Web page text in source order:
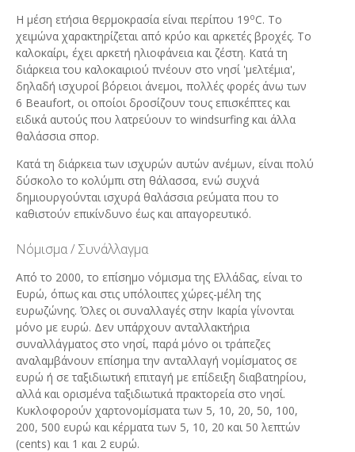
Η μέση ετήσια θερμοκρασία είναι περίπου 19οC. Το
χειμώνα χαρακτηρίζεται από κρύο και αρκετές βροχές. Το
καλοκαίρι, έχει αρκετή ηλιοφάνεια και ζέστη. Κατά τη
διάρκεια του καλοκαιριού πνέουν στο νησί 'μελτέμια',
δηλαδή ισχυροί βόρειοι άνεμοι, πολλές φορές άνω των
6 Βeaufort, οι οποίοι δροσίζουν τους επισκέπτες και
ειδικά αυτούς που λατρεύουν το windsurfing και άλλα
θαλάσσια σπορ.
Κατά τη διάρκεια των ισχυρών αυτών ανέμων, είναι πολύ
δύσκολο το κολύμπι στη θάλασσα, ενώ συχνά
δημιουργούνται ισχυρά θαλάσσια ρεύματα που το
καθιστούν επικίνδυνο έως και απαγορευτικό.
Νόμισμα / Συνάλλαγμα
Από το 2000, το επίσημο νόμισμα της Ελλάδας, είναι το
Ευρώ, όπως και στις υπόλοιπες χώρες-μέλη της
ευρωζώνης. Όλες οι συναλλαγές στην Ικαρία γίνονται
μόνο με ευρώ. Δεν υπάρχουν ανταλλακτήρια
συναλλάγματος στο νησί, παρά μόνο οι τράπεζες
αναλαμβάνουν επίσημα την ανταλλαγή νομίσματος σε
ευρώ ή σε ταξιδιωτική επιταγή με επίδειξη διαβατηρίου,
αλλά και ορισμένα ταξιδιωτικά πρακτορεία στο νησί.
Κυκλοφορούν χαρτονομίσματα των 5, 10, 20, 50, 100,
200, 500 ευρώ και κέρματα των 5, 10, 20 και 50 λεπτών
(cents) και 1 και 2 ευρώ.